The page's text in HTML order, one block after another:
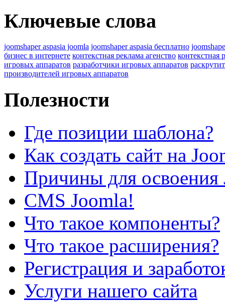
Ключевые слова
joomshaper aspasia joomla joomshaper aspasia бесплатно
бизнес в интернете контекстная реклама агенство контекстная
игровых аппаратов разработчики игровых аппаратов
производителей игровых аппаратов
Полезности
Где позиции шаблона?
Как создать сайт на
Причины для освоения
CMS Joomla!
Что такое компоненты?
Что такое расширения?
Регистрация и
Услуги нашего сайта